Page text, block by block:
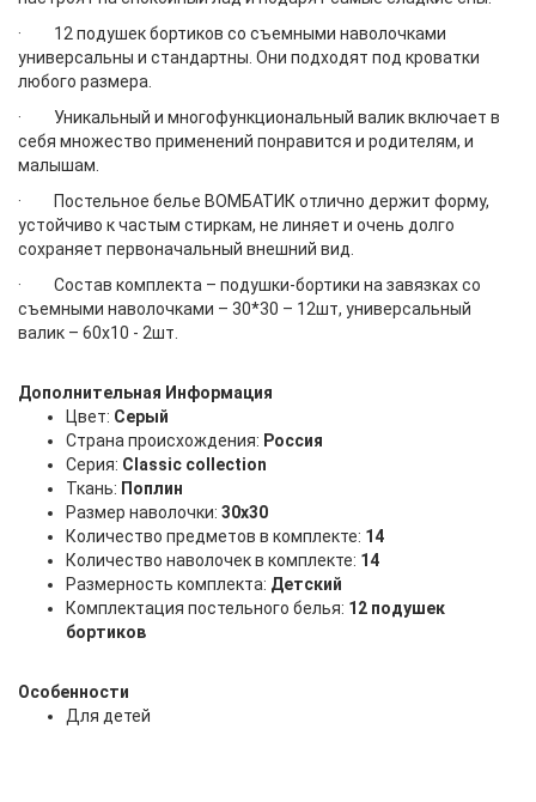
· 12 подушек бортиков со съемными наволочками
универсальны и стандартны. Они подходят под кроватки
любого размера.
· Уникальный и многофункциональный валик включает в
себя множество применений понравится и родителям, и
малышам.
· Постельное белье ВОМБАТИК отлично держит форму,
устойчиво к частым стиркам, не линяет и очень долго
сохраняет первоначальный внешний вид.
· Состав комплекта – подушки-бортики на завязках со
съемными наволочками – 30*30 – 12шт, универсальный
валик – 60х10 - 2шт.
Дополнительная Информация
Цвет: Серый
Страна происхождения: Россия
Серия: Classic collection
Ткань: Поплин
Размер наволочки: 30х30
Количество предметов в комплекте: 14
Количество наволочек в комплекте: 14
Размерность комплекта: Детский
Комплектация постельного белья: 12 подушек
бортиков
Особенности
Для детей